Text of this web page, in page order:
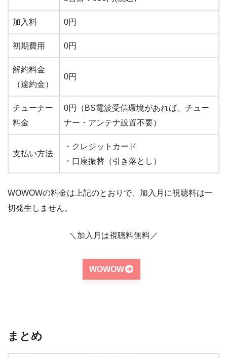
加入料 0円
初期費用 0円
解約料金
（違約金）
0円
チューナー
料金
0円（BS電波受信環境があれば、チュー
ナー・アンテナ設置不要）
支払い方法
・クレジットカード
・口座振替（引き落とし）
WOWOWの料金は上記のとおりで、加入月に視聴料は一
切発生しません。
＼加入月は視聴料無料／
WOWOW
まとめ